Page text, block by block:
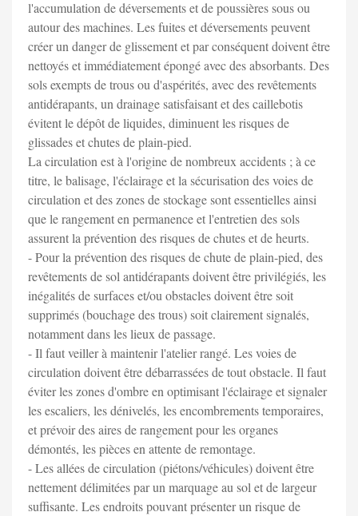
l'accumulation de déversements et de poussières sous ou
autour des machines. Les fuites et déversements peuvent
créer un danger de glissement et par conséquent doivent être
nettoyés et immédiatement épongé avec des absorbants. Des
sols exempts de trous ou d'aspérités, avec des revêtements
antidérapants, un drainage satisfaisant et des caillebotis
évitent le dépôt de liquides, diminuent les risques de
glissades et chutes de plain-pied.
La circulation est à l'origine de nombreux accidents ; à ce
titre, le balisage, l'éclairage et la sécurisation des voies de
circulation et des zones de stockage sont essentielles ainsi
que le rangement en permanence et l'entretien des sols
assurent la prévention des risques de chutes et de heurts.
- Pour la prévention des risques de chute de plain-pied, des
revêtements de sol antidérapants doivent être privilégiés, les
inégalités de surfaces et/ou obstacles doivent être soit
supprimés (bouchage des trous) soit clairement signalés,
notamment dans les lieux de passage.
- Il faut veiller à maintenir l'atelier rangé. Les voies de
circulation doivent être débarrassées de tout obstacle. Il faut
éviter les zones d'ombre en optimisant l'éclairage et signaler
les escaliers, les dénivelés, les encombrements temporaires,
et prévoir des aires de rangement pour les organes
démontés, les pièces en attente de remontage.
- Les allées de circulation (piétons/véhicules) doivent être
nettement délimitées par un marquage au sol et de largeur
suffisante. Les endroits pouvant présenter un risque de